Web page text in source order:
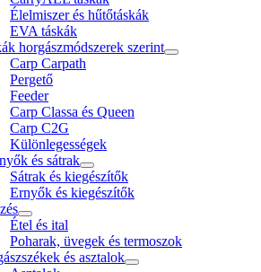
Élelmiszer és hűtőtáskák
EVA táskák
horgászmódszerek szerint
Carp Carpath
Pergető
Feeder
Carp Classa és Queen
Carp C2G
Különlegességek
és sátrak
Sátrak és kiegészítők
Ernyők és kiegészítők
Étel és ital
Poharak, üvegek és termoszok
és asztalok